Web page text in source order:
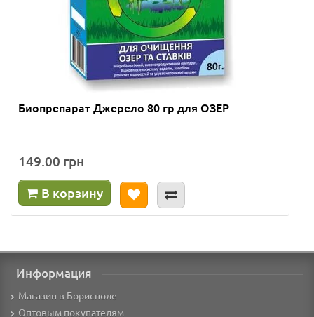
Биопрепарат Джерело 80 гр для ОЗЕР
149.00 грн
В корзину
Информация
Магазин в Борисполе
Оптовым покупателям